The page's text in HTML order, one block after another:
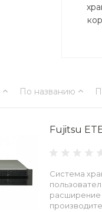
По названию
Fujitsu
Система
расширение